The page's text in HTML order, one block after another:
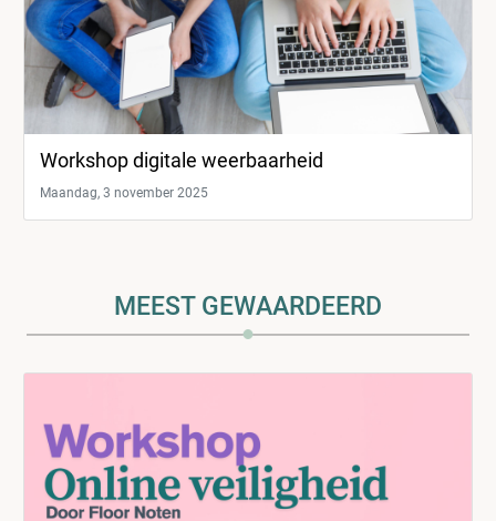
Workshop digitale weerbaarheid
Maandag, 3 november 2025
MEEST GEWAARDEERD